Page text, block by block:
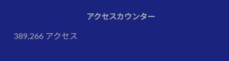
アクセスカウンター
389,266 アクセス